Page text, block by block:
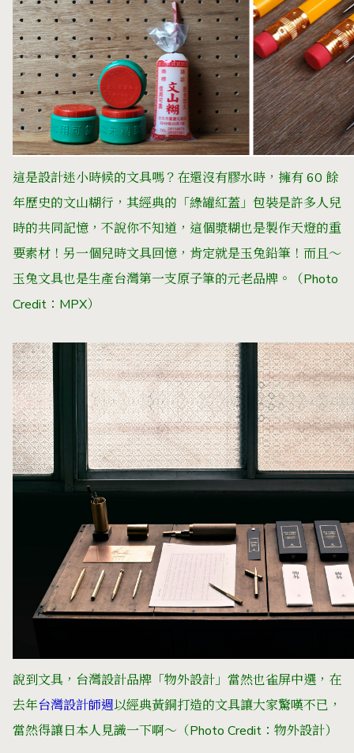
這是設計迷小時候的文具嗎？在還沒有膠水時，擁有 60 餘
年歷史的文山糊行，其經典的「綠罐紅蓋」包裝是許多人兒
時的共同記憶，不說你不知道，這個漿糊也是製作天燈的重
要素材！ 另一個兒時文具回憶，肯定就是玉兔鉛筆！而且～
玉兔文具也是生產台灣第一支原子筆的元老品牌。（Photo
Credit：MPX）
說到文具，台灣設計品牌「物外設計」當然也雀屏中選，在
去年台灣設計師週以經典黃銅打造的文具讓大家驚嘆不已，
當然得讓日本人見識一下啊～（Photo Credit：物外設計）